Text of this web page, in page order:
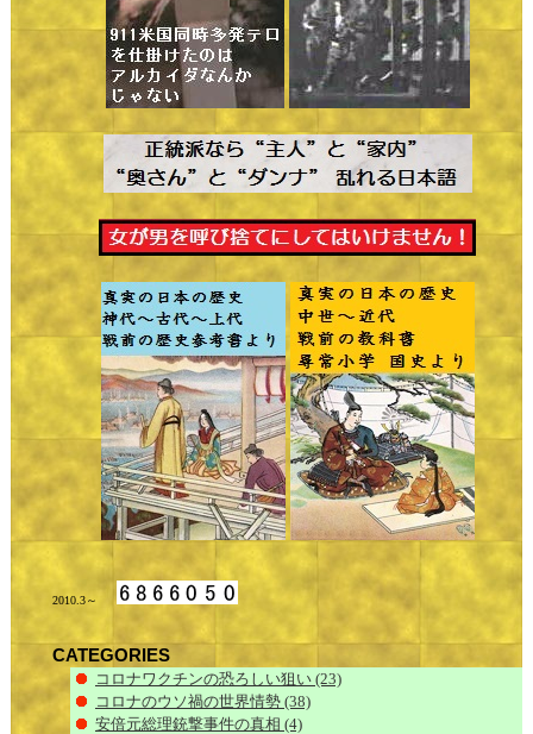
2010.3～
CATEGORIES
コロナワクチンの恐ろしい狙い (23)
コロナのウソ禍の世界情勢 (38)
安倍元総理銃撃事件の真相 (4)